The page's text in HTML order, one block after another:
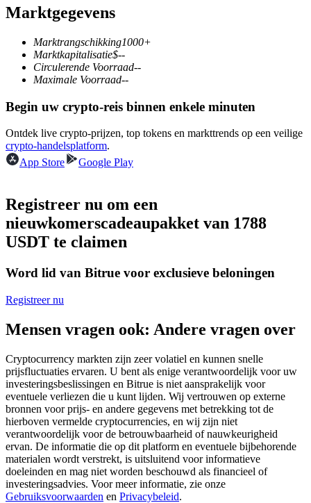
Derivaten voor aandelen, forex, edelmetalen en grondstoffen
USDC-futures
Word een Copy Trader
Marktgegevens
Marktrangschikking1000+
Marktkapitalisatie$--
Circulerende Voorraad--
Maximale Voorraad--
Begin uw crypto-reis binnen enkele minuten
Ontdek live crypto-prijzen, top tokens en markttrends op een veilige
crypto-handelsplatform.
App Store
Google Play
Registreer nu om een
nieuwkomerscadeaupakket van 1788
USDT te claimen
Word lid van Bitrue voor exclusieve beloningen
Registreer nu
Mensen vragen ook: Andere vragen over
Cryptocurrency markten zijn zeer volatiel en kunnen snelle
prijsfluctuaties ervaren. U bent als enige verantwoordelijk voor uw
investeringsbeslissingen en Bitrue is niet aansprakelijk voor
eventuele verliezen die u kunt lijden. Wij vertrouwen op externe
bronnen voor prijs- en andere gegevens met betrekking tot de
hierboven vermelde cryptocurrencies, en wij zijn niet
verantwoordelijk voor de betrouwbaarheid of nauwkeurigheid
ervan. De informatie die op dit platform en eventuele bijbehorende
materialen wordt verstrekt, is uitsluitend voor informatieve
doeleinden en mag niet worden beschouwd als financieel of
investeringsadvies. Voor meer informatie, zie onze
Gebruiksvoorwaarden en Privacybeleid.